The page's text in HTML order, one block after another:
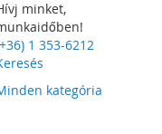
minket,
1 353-6212
kategória